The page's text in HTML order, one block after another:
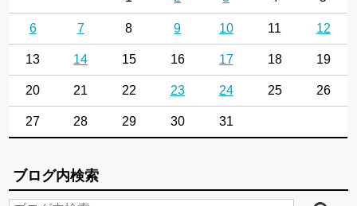
6 7 8 9 10 11 12
13 14 15 16 17 18 19
20 21 22 23 24 25 26
27 28 29 30 31
ブログ内検索